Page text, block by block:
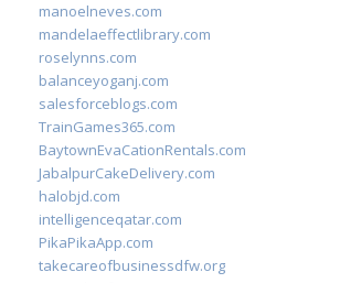
manoelneves.com
mandelaeffectlibrary.com
roselynns.com
balanceyoganj.com
salesforceblogs.com
TrainGames365.com
BaytownEvaCationRentals.com
JabalpurCakeDelivery.com
halobjd.com
intelligenceqatar.com
PikaPikaApp.com
takecareofbusinessdfw.org